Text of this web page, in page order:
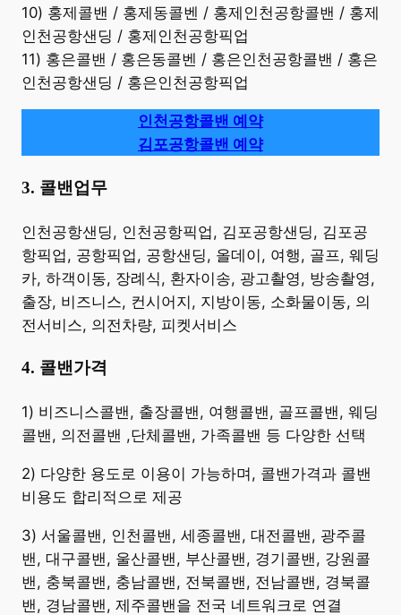
10) 홍제콜밴 / 홍제동콜벤 / 홍제인천공항콜밴 / 홍제
인천공항샌딩 / 홍제인천공항픽업
11) 홍은콜밴 / 홍은동콜벤 / 홍은인천공항콜밴 / 홍은
인천공항샌딩 / 홍은인천공항픽업
인천공항콜밴 예약
김포공항콜밴 예약
3. 콜밴업무
​인천공항샌딩, 인천공항픽업, 김포공항샌딩, 김포공
항픽업, 공항픽업, 공항샌딩, 올데이, 여행, 골프, 웨딩
카, 하객이동, 장례식, 환자이송, 광고촬영, 방송촬영,
출장, 비즈니스, 컨시어지, 지방이동, 소화물이동, 의
전서비스, 의전차량, 피켓서비스
4. 콜밴가격
​1) 비즈니스콜밴, 출장콜밴, 여행콜밴, 골프콜밴, 웨딩
콜밴, 의전콜밴 ,단체콜밴, 가족콜밴 등 다양한 선택
2) 다양한 용도로 이용이 가능하며, 콜밴가격과 콜밴
비용도 합리적으로 제공
3) 서울콜밴, 인천콜밴, 세종콜밴, 대전콜밴, 광주콜
밴, 대구콜밴, 울산콜밴, 부산콜밴, 경기콜밴, 강원콜
밴, 충북콜밴, 충남콜밴, 전북콜밴, 전남콜밴, 경북콜
밴, 경남콜밴, 제주콜밴을 전국 네트워크로 연결